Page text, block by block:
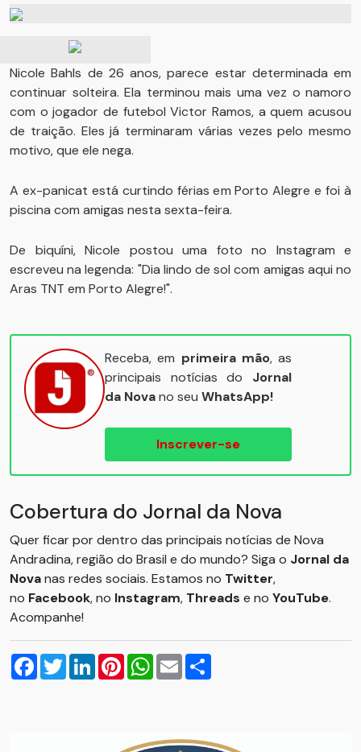
Nicole Bahls de 26 anos, parece estar determinada em
continuar solteira. Ela terminou mais uma vez o namoro
com o jogador de futebol Victor Ramos, a quem acusou
de traição. Eles já terminaram várias vezes pelo mesmo
motivo, que ele nega.
A ex-panicat está curtindo férias em Porto Alegre e foi à
piscina com amigas nesta sexta-feira.
De biquíni, Nicole postou uma foto no Instagram e
escreveu na legenda: "Dia lindo de sol com amigas aqui no
Aras TNT em Porto Alegre!".
Receba, em primeira mão, as
principais notícias do Jornal
da Novano seu WhatsApp!
Inscrever-se
Cobertura do Jornal da Nova
Quer ficar por dentro das principais notícias de Nova
Andradina, região do Brasil e do mundo? Siga o Jornal da
Novanas redes sociais. Estamos no Twitter,
no Facebook, no Instagram, Threads e no YouTube.
Acompanhe!
Facebook
TwitterLinkedInPinterestWhatsApp
Email